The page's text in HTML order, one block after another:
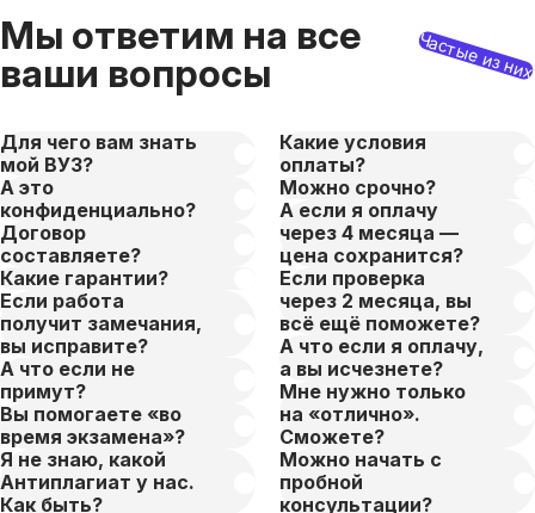
Мы ответим на все
ваши вопросы
Частые из них
Для чего вам знать
мой ВУЗ?
А это
конфиденциально?
Договор
составляете?
Какие гарантии?
Если работа
получит замечания,
вы исправите?
А что если не
примут?
Вы помогаете «во
время экзамена»?
Я не знаю, какой
Антиплагиат у нас.
Как быть?
Какие условия
оплаты?
Можно срочно?
А если я оплачу
через 4 месяца —
цена сохранится?
Если проверка
через 2 месяца, вы
всё ещё поможете?
А что если я оплачу,
а вы исчезнете?
Мне нужно только
на «отлично».
Сможете?
Можно начать с
пробной
консультации?